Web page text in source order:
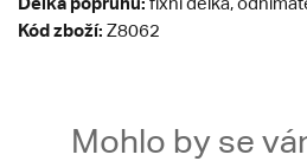
Kód zboží: Z8062
Mohlo by se